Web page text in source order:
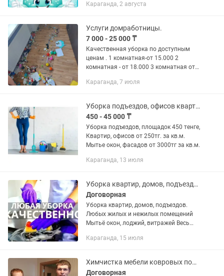
местный выкатной 💧Диван 3
угловой...
Караганда, 2 августа
Услуги домработницы.
7 000 - 25 000 ₸
Качественная уборка по доступным
ценам . 1 комнатная-от 15.000 2
комнатная - от 18.000 3 комнатная от
мебели : Химчистка дивана от 12.000
Караганда, 7 июля
Уборка подъездов, офисов квартир
450 - 45 000 ₸
Уборка подъездов, площадок 450 тенге,
Квартир, офисов от 250тг. за кв.м.
Мытье окон, фасадов от 3000тг за кв.м.
Караганда, 13 июля
Уборка квартир, домов, подъездов. Клининг Караганда
Договорная
Уборка квартир, домов, подъездов.
Любых жилых и нежилых помещений
Мытьё окон, лоджий, витражей Весь
опыт работы. Уберем ваш дом
Караганда, 15 июля
Химчистка мебели ковровых покрытий
Договорная